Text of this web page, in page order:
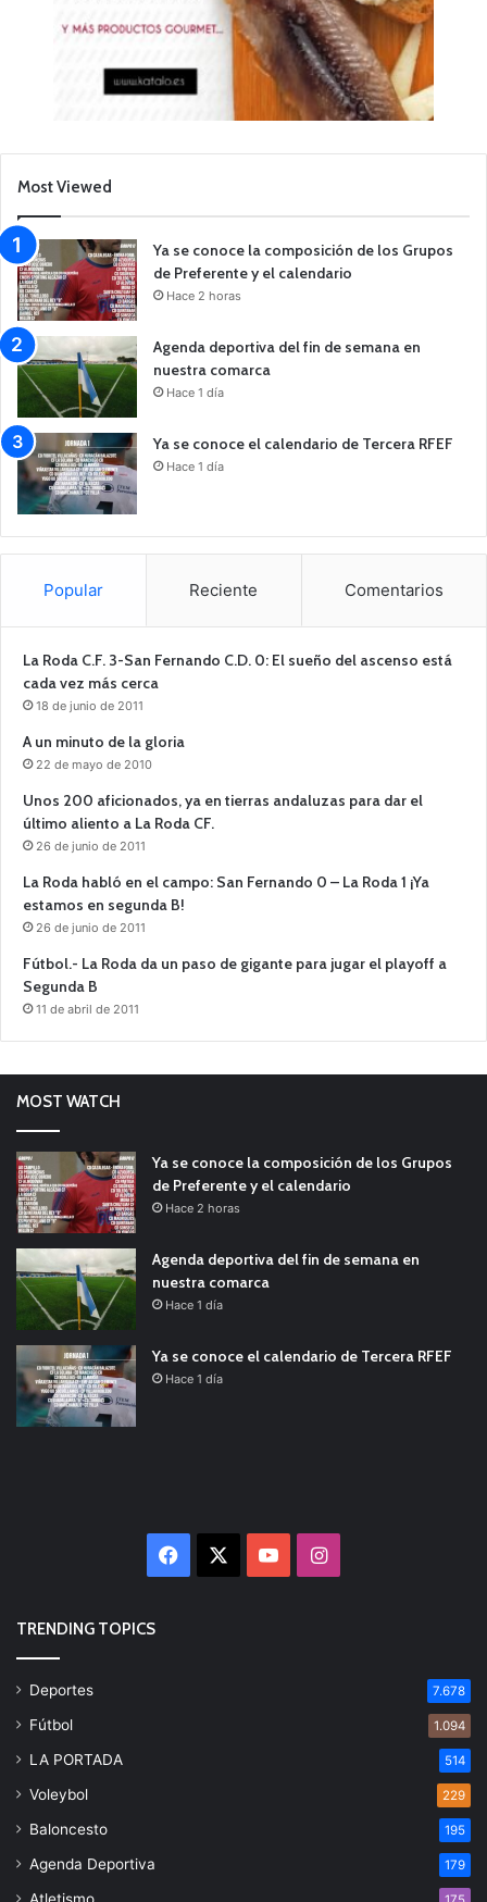
Most Viewed
Ya se conoce la composición de los Grupos
de Preferente y el calendario
Hace 2 horas
Agenda deportiva del fin de semana en
nuestra comarca
Hace 1 día
Ya se conoce el calendario de Tercera RFEF
Hace 1 día
Popular Reciente Comentarios
La Roda C.F. 3-San Fernando C.D. 0: El sueño del ascenso está
cada vez más cerca
18 de junio de 2011
A un minuto de la gloria
22 de mayo de 2010
Unos 200 aficionados, ya en tierras andaluzas para dar el
último aliento a La Roda CF.
26 de junio de 2011
La Roda habló en el campo: San Fernando 0 – La Roda 1 ¡Ya
estamos en segunda B!
26 de junio de 2011
Fútbol.- La Roda da un paso de gigante para jugar el playoff a
Segunda B
11 de abril de 2011
MOST WATCH
Ya se conoce la composición de los Grupos
de Preferente y el calendario
Hace 2 horas
Agenda deportiva del fin de semana en
nuestra comarca
Hace 1 día
Ya se conoce el calendario de Tercera RFEF
Hace 1 día
Facebook YouTubeInstagram
TRENDING TOPICS
Deportes 7.678
Fútbol 1.094
LA PORTADA 514
Voleybol 229
Baloncesto 195
Agenda Deportiva 179